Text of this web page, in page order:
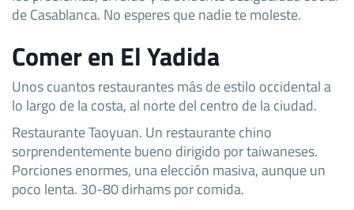
de Casablanca. No esperes que nadie te moleste.
Comer en El Yadida
Unos cuantos restaurantes más de estilo occidental a
lo largo de la costa, al norte del centro de la ciudad.
Restaurante Taoyuan. Un restaurante chino
sorprendentemente bueno dirigido por taiwaneses.
Porciones enormes, una elección masiva, aunque un
poco lenta. 30-80 dirhams por comida.